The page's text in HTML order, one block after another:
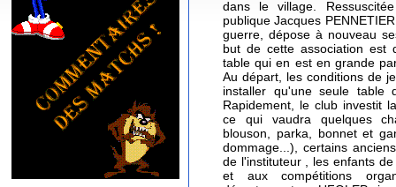
dans le village.
publique Jacques
guerre, dépose à nouveau
but de cette association est
table qui en est en grande
Au départ, les conditions de
installer qu'une seule table
Rapidement, le club investit
ce qui vaudra quelques
blouson, parka, bonnet et
dommage...), certains
de l'instituteur , les enfants
et aux compétitions